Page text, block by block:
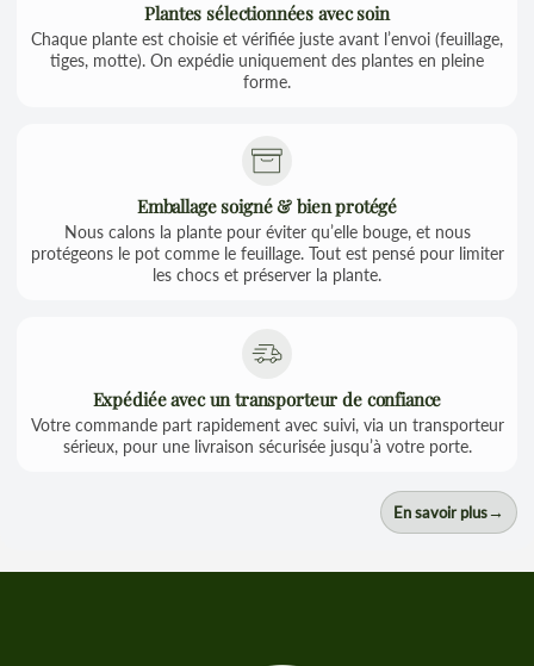
Plantes sélectionnées avec soin
Chaque plante est choisie et vérifiée juste avant l’envoi (feuillage,
tiges, motte). On expédie uniquement des plantes en pleine
forme.
Emballage soigné & bien protégé
Nous calons la plante pour éviter qu’elle bouge, et nous
protégeons le pot comme le feuillage. Tout est pensé pour limiter
les chocs et préserver la plante.
Expédiée avec un transporteur de confiance
Votre commande part rapidement avec suivi, via un transporteur
sérieux, pour une livraison sécurisée jusqu’à votre porte.
En savoir plus→